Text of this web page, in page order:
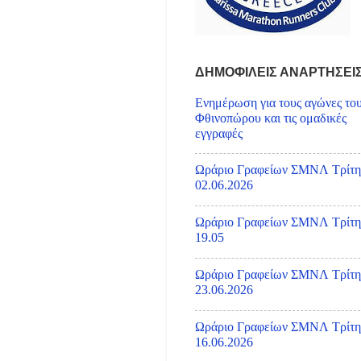
ΔΗΜΟΦΙΛΕΙΣ
Ενημέρωση για τους αγώνες
Φθινοπώρου και τις ομαδικές
εγγραφές
Ωράριο Γραφείων ΣΜΝΛ Τρίτη
02.06.2026
Ωράριο Γραφείων ΣΜΝΛ Τρίτη
19.05
Ωράριο Γραφείων ΣΜΝΛ Τρίτη
23.06.2026
Ωράριο Γραφείων ΣΜΝΛ Τρίτη
16.06.2026